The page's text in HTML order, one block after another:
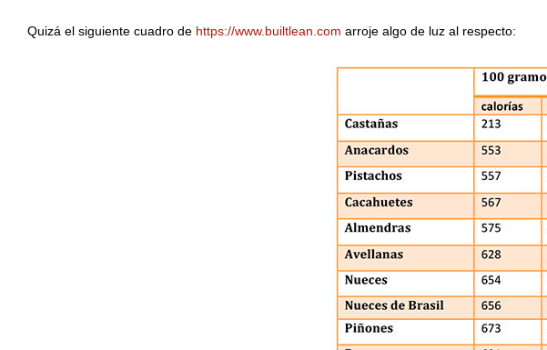
Quizá el siguiente cuadro de https://www.builtlean.com arroje algo de luz al respecto: